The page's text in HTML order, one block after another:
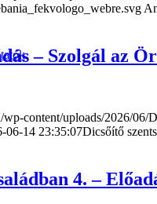
– Szolgál az
wp-content/uploads/2026/06/
06-14 23:35:07Dicsőítő
4. –